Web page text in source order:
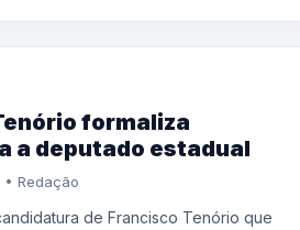
formaliza
a deputado estadual
Redação
de Francisco Tenório que